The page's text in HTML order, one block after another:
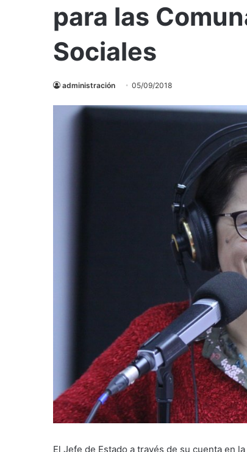
para las
Sociales
administración 05/09/2018
El Jefe de Estado a través de su cuenta en